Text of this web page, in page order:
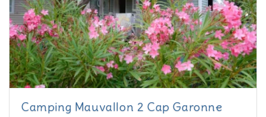
Camping Mauvallon 2 Cap Garonne